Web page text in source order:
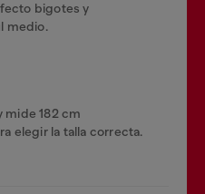
bigotes y
medio.
mide 182 cm
elegir la talla correcta.